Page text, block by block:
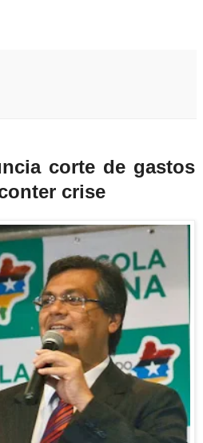
corte de gastos
crise